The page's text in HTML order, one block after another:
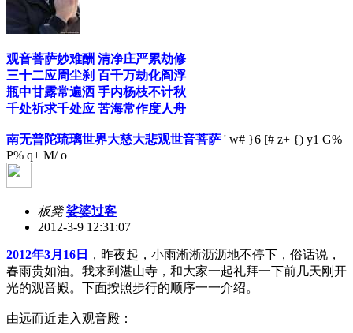
观音菩萨妙难酬 清净庄严累劫修
三十二应周尘刹 百千万劫化阎浮
瓶中甘露常遍洒 手内杨枝不计秋
千处祈求千处应 苦海常作度人舟
南无普陀琉璃世界大慈大悲观世音菩萨 ' w# }6 [# z+ {) y1 G%
P% q+ M/ o
板凳 娑婆过客
2012-3-9 12:31:07
2012年3月16日
，昨夜起，小雨淅淅沥沥地不停下，俗话说，
春雨贵如油。我来到湛山寺，和大家一起礼拜一下前几天刚开
光的观音殿。下面按照步行的顺序一一介绍。
由远而近走入观音殿：